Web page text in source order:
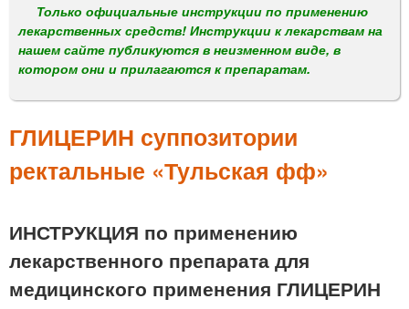
м
е
н
Только официальные инструкции по применению
лекарственных средств! Инструкции к лекарствам на
нашем сайте публикуются в неизменном виде, в
котором они и прилагаются к препаратам.
ГЛИЦЕРИН суппозитории
ректальные «Тульская фф»
ИНСТРУКЦИЯ по применению
лекарственного препарата для
медицинского применения ГЛИЦЕРИН